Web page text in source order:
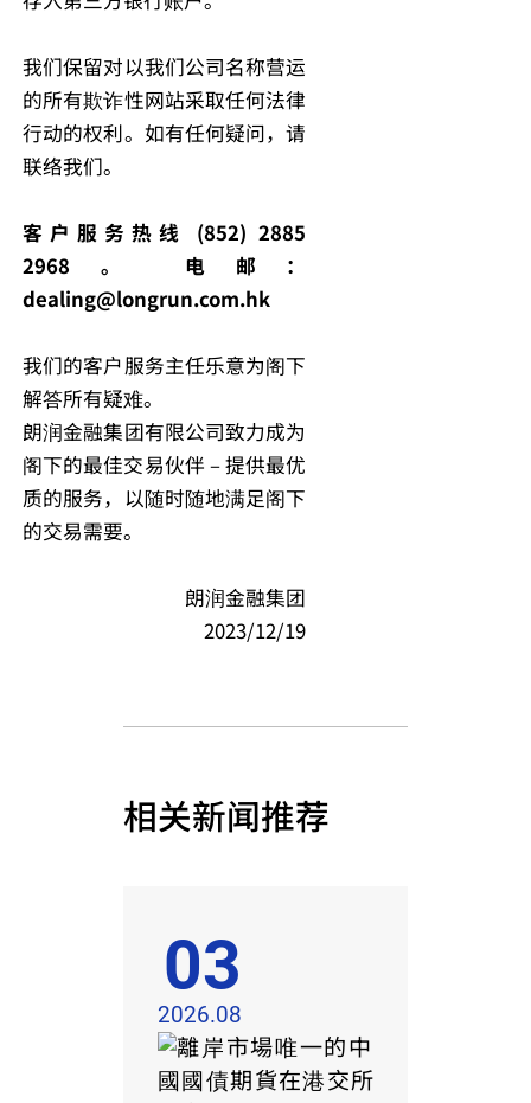
我们保留对以我们公司名称营运
的所有欺诈性网站采取任何法律
行动的权利。如有任何疑问，请
联络我们。
客户服务热线 (852) 2885
2968。 电邮：
dealing@longrun.com.hk
我们的客户服务主任乐意为阁下
解答所有疑难。
朗润金融集团有限公司致力成为
阁下的最佳交易伙伴 – 提供最优
质的服务，以随时随地满足阁下
的交易需要。
朗润金融集团
2023/12/19
相关新闻推荐
03
2026.08